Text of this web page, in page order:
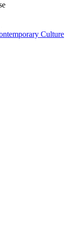
Culture